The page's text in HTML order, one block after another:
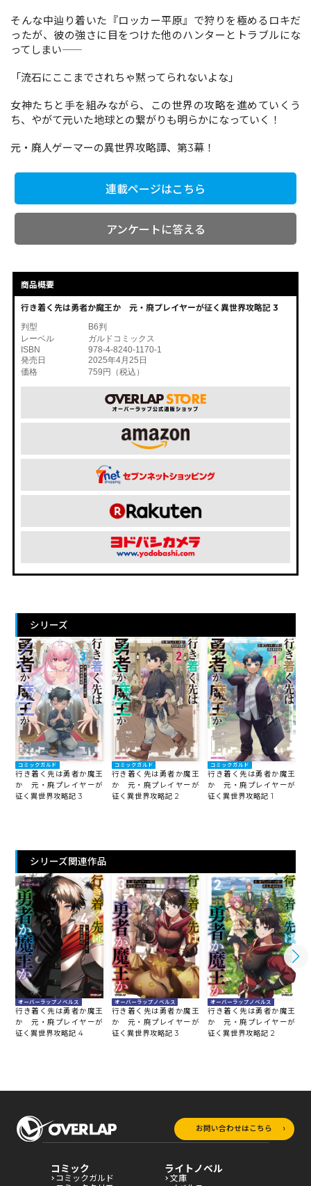
そんな中辿り着いた『ロッカー平原』で狩りを極めるロキだ
ったが、彼の強さに目をつけた他のハンターとトラブルにな
ってしまい――
「流石にここまでされちゃ黙ってられないよな」
女神たちと手を組みながら、この世界の攻略を進めていくう
ち、やがて元いた地球との繋がりも明らかになっていく！
元・廃人ゲーマーの異世界攻略譚、第3幕！
連載ページはこちら
アンケートに答える
商品概要
行き着く先は勇者か魔王か 元・廃プレイヤーが征く異世界攻略記 3
判型
B6判
レーベル
ガルドコミックス
ISBN
978-4-8240-1170-1
発売日
2025年4月25日
価格
759円（税込）
シリーズ
コミックガルド
行き着く先は勇者か魔王
か 元・廃プレイヤーが
征く異世界攻略記 3
コミックガルド
行き着く先は勇者か魔王
か 元・廃プレイヤーが
征く異世界攻略記 2
コミックガルド
行き着く先は勇者か魔王
か 元・廃プレイヤーが
征く異世界攻略記 1
シリーズ関連作品
オーバーラップノベルス
行き着く先は勇者か魔王
か 元・廃プレイヤーが
征く異世界攻略記 4
オーバーラップノベルス
行き着く先は勇者か魔王
か 元・廃プレイヤーが
征く異世界攻略記 3
オーバーラップノベルス
行き着く先は勇者か魔王
か 元・廃プレイヤーが
征く異世界攻略記 2
お問い合わせはこちら
コミック
コミックガルド
ライトノベル
文庫